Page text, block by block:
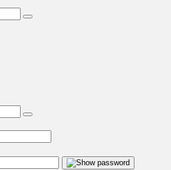
Search
Search